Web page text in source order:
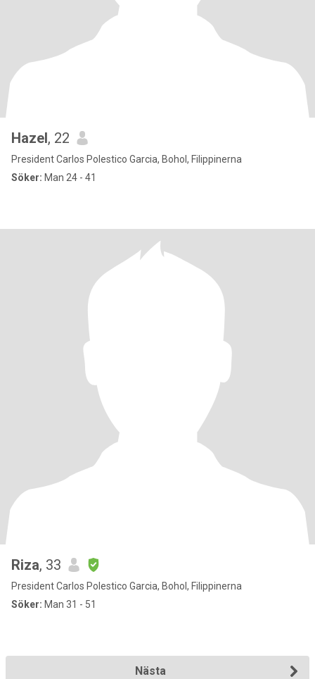
Hazel, 22
President Carlos Polestico Garcia, Bohol, Filippinerna
Söker: Man 24 - 41
Riza, 33
President Carlos Polestico Garcia, Bohol, Filippinerna
Söker: Man 31 - 51
Nästa